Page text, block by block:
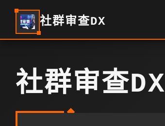
社群审查DX
社群审查DX